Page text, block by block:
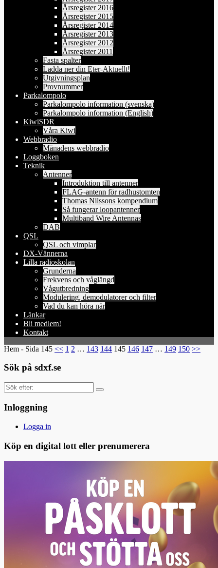
Årsregister 2016
Årsregister 2015
Årsregister 2014
Årsregister 2013
Årsregister 2012
Årsregister 2011
Fasta spalter
Ladda ner din Eter-Aktuellt!
Utgivningsplan
Provnummer
Parkalompolo
Parkalompolo information (svenska)
Parkalompolo information (English)
KiwiSDR
Våra Kiwi
Webbradio
Månadens webbradio
Loggboken
Teknik
Antenner
Introduktion till antenner
FLAG-antenn för radhustomten
Thomas Nilssons kompendium
Så fungerar loopantenner
Multiband Wire Antennas
DAB
QSL
QSL och vimplar
DX-Vännerna
Lilla radioskolan
Grunderna
Frekvens och våglängd
Vågutbredning
Modulering, demodulatorer och filter
Vad du kan höra när
Länkar
Bli medlem!
Kontakt
Hem - Sida 145 << 1 2 … 143 144 145 146 147 … 149 150 >>
Sök på sdxf.se
Sök
efter:
Inloggning
Logga in
Köp en digital lott eller prenumerera